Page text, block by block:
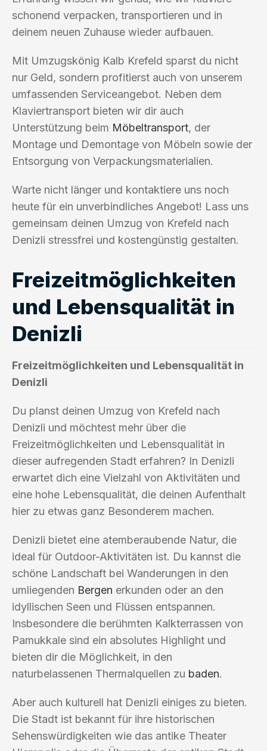
schonend verpacken, transportieren und in
deinem neuen Zuhause wieder aufbauen.
Mit Umzugskönig Kalb Krefeld sparst du nicht
nur Geld, sondern profitierst auch von unserem
umfassenden Serviceangebot. Neben dem
Klaviertransport bieten wir dir auch
Unterstützung beim Möbeltransport, der
Montage und Demontage von Möbeln sowie der
Entsorgung von Verpackungsmaterialien.
Warte nicht länger und kontaktiere uns noch
heute für ein unverbindliches Angebot! Lass uns
gemeinsam deinen Umzug von Krefeld nach
Denizli stressfrei und kostengünstig gestalten.
Freizeitmöglichkeiten
und Lebensqualität in
Denizli
Freizeitmöglichkeiten und Lebensqualität in
Denizli
Du planst deinen Umzug von Krefeld nach
Denizli und möchtest mehr über die
Freizeitmöglichkeiten und Lebensqualität in
dieser aufregenden Stadt erfahren? In Denizli
erwartet dich eine Vielzahl von Aktivitäten und
eine hohe Lebensqualität, die deinen Aufenthalt
hier zu etwas ganz Besonderem machen.
Denizli bietet eine atemberaubende Natur, die
ideal für Outdoor-Aktivitäten ist. Du kannst die
schöne Landschaft bei Wanderungen in den
umliegenden Bergen erkunden oder an den
idyllischen Seen und Flüssen entspannen.
Insbesondere die berühmten Kalkterrassen von
Pamukkale sind ein absolutes Highlight und
bieten dir die Möglichkeit, in den
naturbelassenen Thermalquellen zu baden.
Aber auch kulturell hat Denizli einiges zu bieten.
Die Stadt ist bekannt für ihre historischen
Sehenswürdigkeiten wie das antike Theater